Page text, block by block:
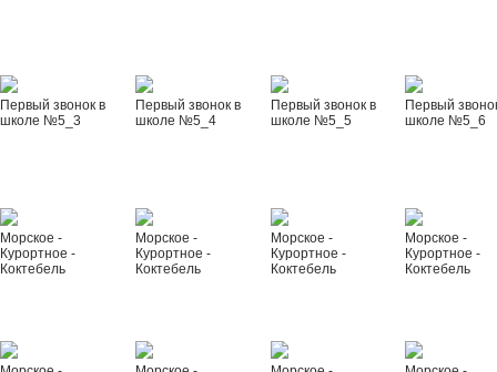
Первый звонок в
школе №5_3
Первый звонок в
школе №5_4
Первый звонок в
школе №5_5
Первый
школе №5_6
Морское -
Курортное -
Коктебель
Морское -
Курортное -
Коктебель
Морское -
Курортное -
Коктебель
Морское -
Курортное -
Коктебель